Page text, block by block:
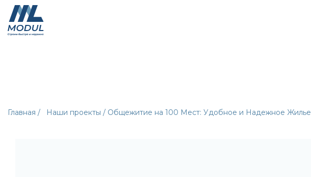
Главная / Наши проекты / Общежитие на 100 Мест: Удобное и Надежное Жилье